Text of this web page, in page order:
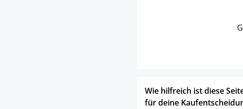
Wie hilfreich ist diese
für deine